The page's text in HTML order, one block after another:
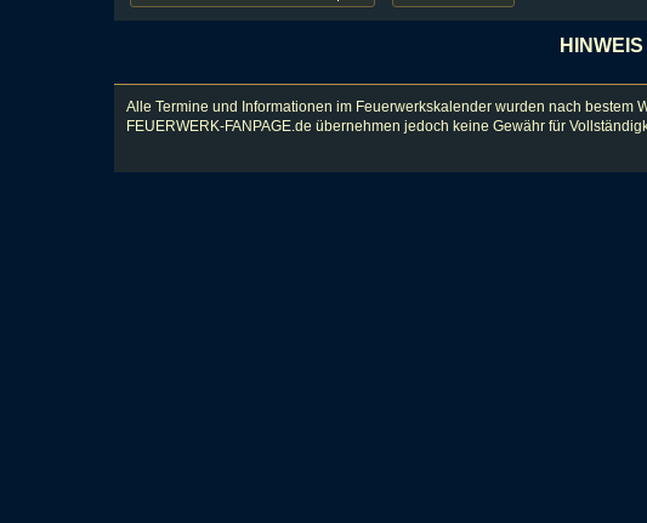
HINWEIS
Alle Termine und Informationen im Feuerwerkskalender wurden nach bestem
FEUERWERK-FANPAGE.de übernehmen jedoch keine Gewähr für